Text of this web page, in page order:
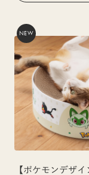
NEW
【ポケモンデザイ